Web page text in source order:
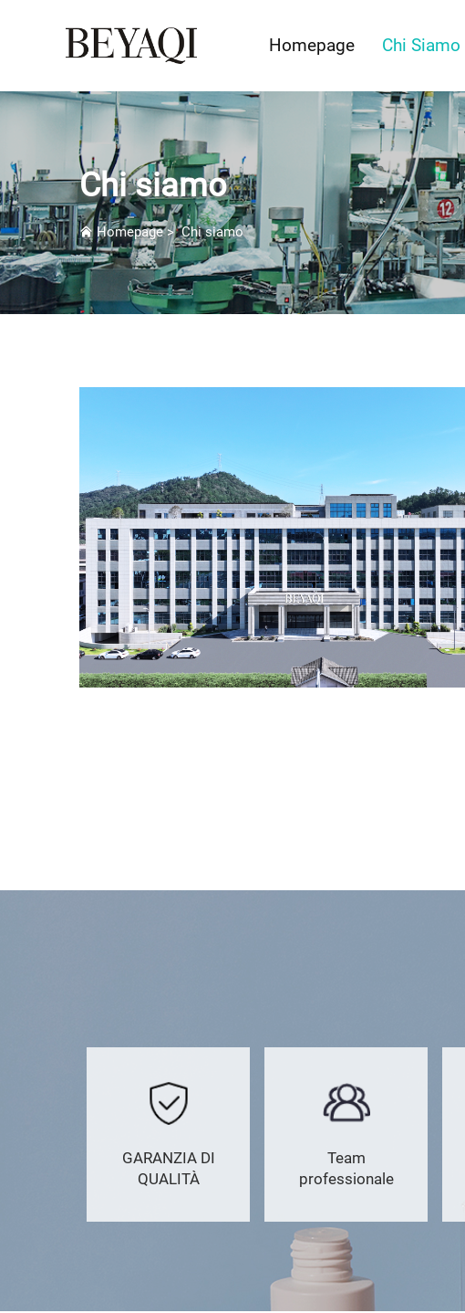
Homepage Chi Siamo
Chi siamo
Homepage>Chi siamo
GARANZIA DI
QUALITÀ
Team
professionale